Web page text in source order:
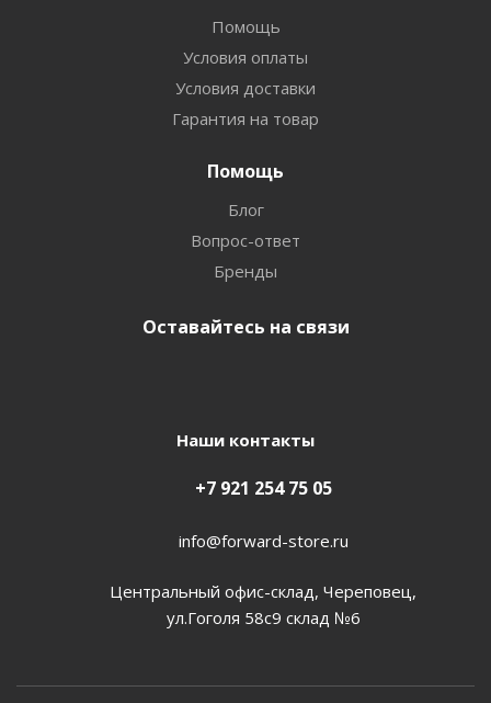
Помощь
Условия оплаты
Условия доставки
Гарантия на товар
Помощь
Блог
Вопрос-ответ
Бренды
Оставайтесь на связи
Наши контакты
+7 921 254 75 05
info@forward-store.ru
Центральный офис-склад, Череповец,
ул.Гоголя 58с9 склад №6